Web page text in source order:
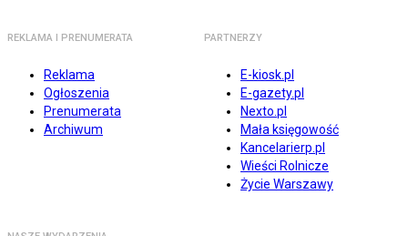
REKLAMA I PRENUMERATA
Reklama
Ogłoszenia
Prenumerata
Archiwum
PARTNERZY
E-kiosk.pl
E-gazety.pl
Nexto.pl
Mała księgowość
Kancelarierp.pl
Wieści Rolnicze
Życie Warszawy